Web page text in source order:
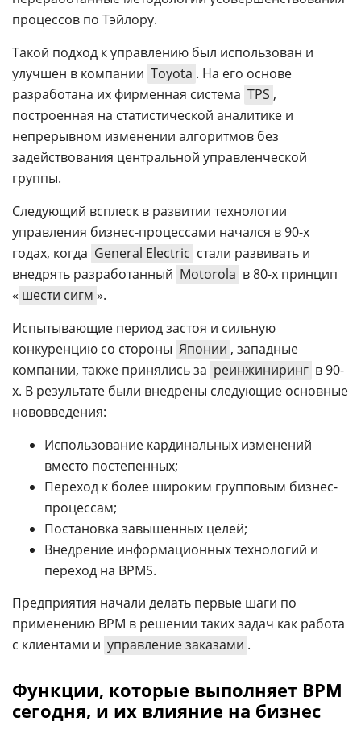
процессов по Тэйлору.
Такой подход к управлению был использован и
улучшен в компании Toyota . На его основе
разработана их фирменная система TPS ,
построенная на статистической аналитике и
непрерывном изменении алгоритмов без
задействования центральной управленческой
группы.
Следующий всплеск в развитии технологии
управления бизнес-процессами начался в 90-х
годах, когда General Electric стали развивать и
внедрять разработанный Motorola в 80-х принцип
« шести сигм ».
Испытывающие период застоя и сильную
конкуренцию со стороны Японии , западные
компании, также принялись за реинжиниринг в 90-
х. В результате были внедрены следующие основные
нововведения:
Использование кардинальных изменений
вместо постепенных;
Переход к более широким групповым бизнес-
процессам;
Постановка завышенных целей;
Внедрение информационных технологий и
переход на BPMS.
Предприятия начали делать первые шаги по
применению BPM в решении таких задач как работа
с клиентами и управление заказами .
Функции, которые выполняет BPM
сегодня, и их влияние на бизнес